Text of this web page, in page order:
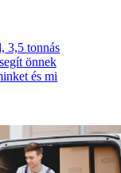
3,5 tonnás
önnek
és mi